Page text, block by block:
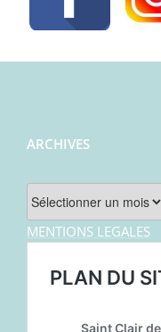
ARCHIVES
Archives
MENTIONS LEGALES